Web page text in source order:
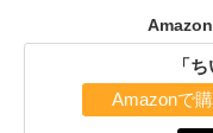
「
Amazonで